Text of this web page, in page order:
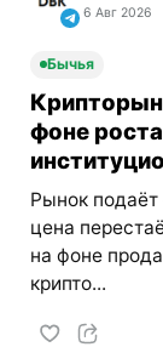
6 Авг 2026
Бычья
фоне
Рынок подаёт
цена
на фоне
крипто...